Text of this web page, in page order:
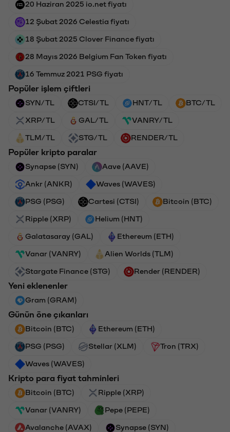
20 Haziran 2025 io.net fiyatı
12 Şubat 2026 Celestia fiyatı
18 Şubat 2025 Clover Finance fiyatı
28 Mayıs 2026 Belgium Fan Token fiyatı
16 Temmuz 2021 PSG fiyatı
Popüler işlem çiftleri
SYN/TL CTSI/TL HNT/TL BTC/TL
XRP/TL GAL/TL VANRY/TL
TLM/TL STG/TL RENDER/TL
Popüler kripto paralar
Synapse (SYN) Aave (AAVE)
Ankr (ANKR) Waves (WAVES)
PSG (PSG) Cartesi (CTSI) Bitcoin (BTC)
Ripple (XRP) Helium (HNT)
Galatasaray (GAL) Ethereum (ETH)
Vanar (VANRY) Alien Worlds (TLM)
Stargate Finance (STG) Render (RENDER)
Yeni eklenenler
Gram (GRAM)
Günün öne çıkanları
Bitcoin (BTC) Ethereum (ETH)
PSG (PSG) Stellar (XLM) Tron (TRX)
Waves (WAVES)
Kripto para fiyat tahminleri
Bitcoin (BTC) Ripple (XRP)
Vanar (VANRY) Pepe (PEPE)
Avalanche (AVAX) Synapse (SYN)